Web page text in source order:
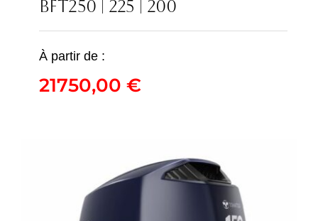
BFT250 | 225 | 200
21750,00
BFT250 | 225 | 200
À partir de :
21750,00 €